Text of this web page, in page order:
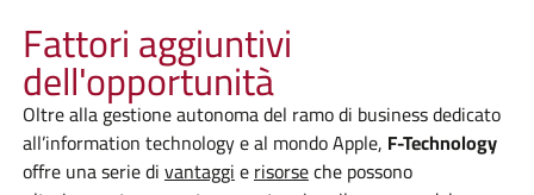
Fattori aggiuntivi
dell'opportunità
Oltre alla gestione autonoma del ramo di business dedicato
all’information technology e al mondo Apple, F-Technology
offre una serie divantaggierisorseche possono